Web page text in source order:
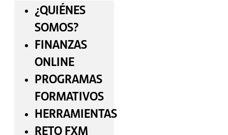
¿QUIÉNES
SOMOS?
FINANZAS
ONLINE
PROGRAMAS
FORMATIVOS
HERRAMIENTAS
RETO FXM